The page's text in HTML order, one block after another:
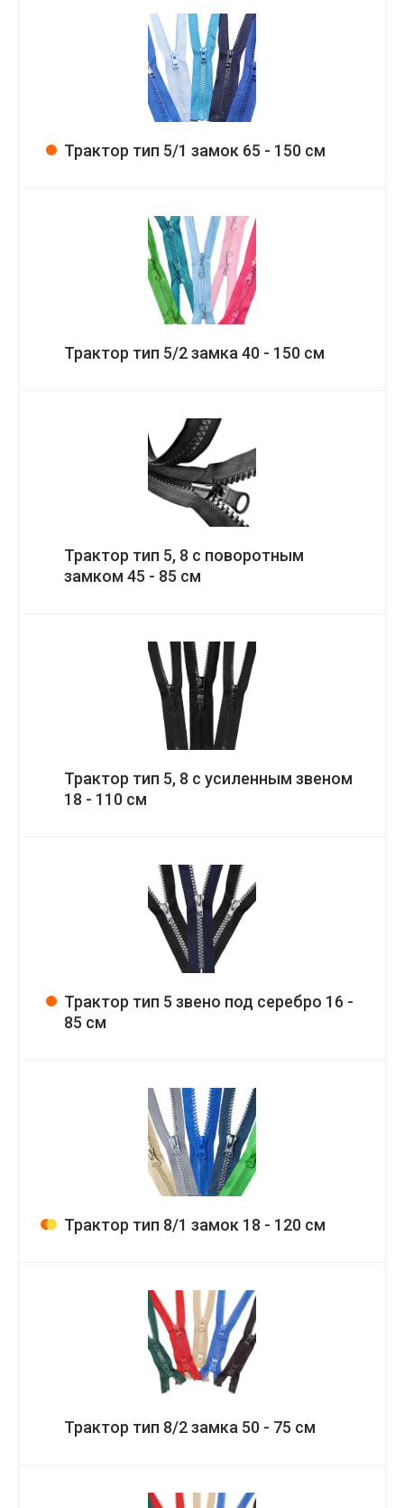
Трактор тип 5/1 замок 65 - 150 см
Трактор тип 5/2 замка 40 - 150 см
Трактор тип 5, 8 с поворотным
замком 45 - 85 см
Трактор тип 5, 8 c усиленным звеном
18 - 110 см
Трактор тип 5 звено под серебро 16 -
85 см
Трактор тип 8/1 замок 18 - 120 см
Трактор тип 8/2 замка 50 - 75 см